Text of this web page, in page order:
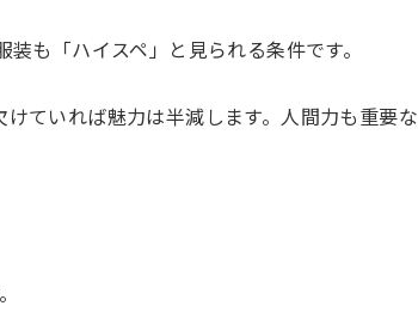
も「ハイスペ」と見られる条件です。
ていれば魅力は半減します。人間力も重要な